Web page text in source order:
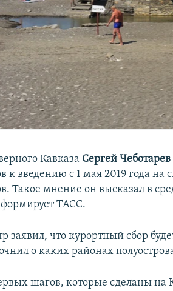
Кавказа Сергей Чеботарев
введению с 1 мая 2019 года на
Такое мнение он высказал в
ТАСС.
что курортный сбор
о каких районах
шагов, которые сделаны на